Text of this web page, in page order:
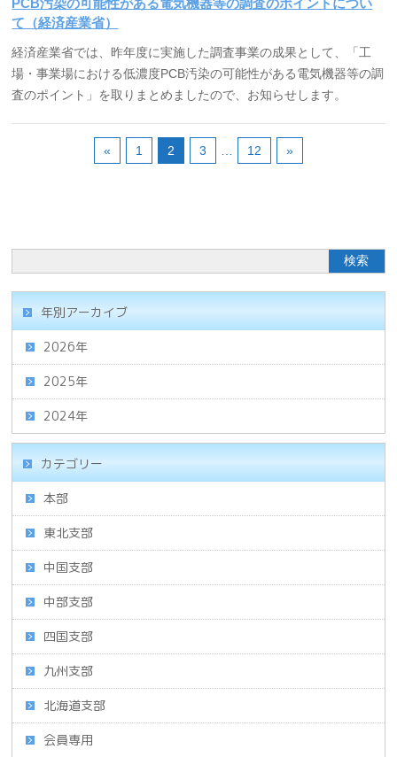
PCB汚染の可能性がある電気機器等の調査のポイントについ
て（経済産業省）
経済産業省では、昨年度に実施した調査事業の成果として、「工
場・事業場における低濃度PCB汚染の可能性がある電気機器等の調
査のポイント」を取りまとめましたので、お知らせします。
« 1 2 3 … 12 »
年別アーカイブ
2026年
2025年
2024年
カテゴリー
本部
東北支部
中国支部
中部支部
四国支部
九州支部
北海道支部
会員専用